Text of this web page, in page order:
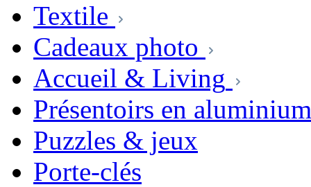
Textile
Cadeaux photo
Accueil & Living
Présentoirs en
Puzzles & jeux
Porte-clés